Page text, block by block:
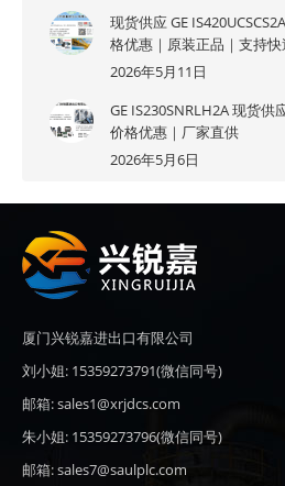
现货供应 GE
格优惠｜原装正品｜支持
2026年5月11日
GE IS230SNRLH2A 现货供
价格优惠｜厂家直供
2026年5月6日
厦门兴锐嘉进出口有限公司
刘小姐: 15359273791(微信同号)
邮箱: sales1@xrjdcs.com
朱小姐: 15359273796(微信同号)
邮箱: sales7@saulplc.com